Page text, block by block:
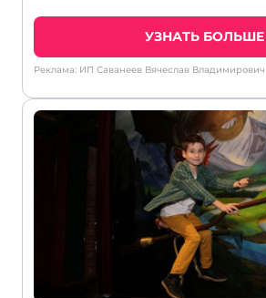
УЗНАТЬ БОЛЬШЕ
Реклама: ИП Саванеев Вячеслав Владимирович